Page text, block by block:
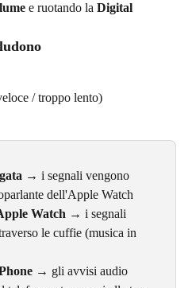
e ruotando la Digital
/ troppo lento)
→ i segnali vengono
dell'Apple Watch
Watch → i segnali
le cuffie (musica in
→ gli avvisi audio